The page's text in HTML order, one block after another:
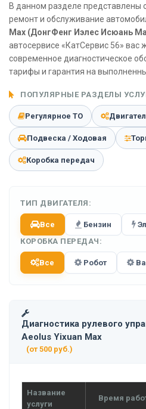
В данном разделе представлены
ремонт и обслуживание
Max (ДонгФенг Иэлес Исюань
автосервисе «КатСервис 56» вас
современное диагностическое
тарифы и гарантия на
ПОПУЛЯРНЫЕ РАЗДЕЛЫ
Регулярное ТО
Подвеска / Ходовая
Коробка передач
ТИП ДВИГАТЕЛЯ:
Все Бензин
КОРОБКА ПЕРЕДАЧ:
Все Робот
Диагностика рулевого
Aeolus Yixuan Max
(от 500 руб.)
Название
услуги
Время